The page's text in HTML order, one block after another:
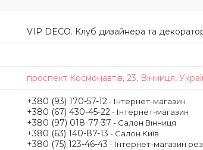
VIP DECO. Клуб дизайнера та
проспект Космонавтів, 23, Вінниця,
+380 (93) 170-57-12 Інтернет-магазин
+380 (67) 430-45-22 Інтернет-магазин
+380 (97) 018-77-37 Салон Вінниця
+380 (63) 140-87-13 Салон Київ
+380 (75) 123-46-43 Інтернет-магазин